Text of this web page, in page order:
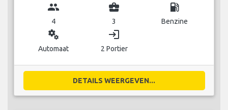
group
4
business_center
3
local_gas_station
Benzine
miscellaneous_services
Automaat
login
2 Portier
DETAILS WEERGEVEN...